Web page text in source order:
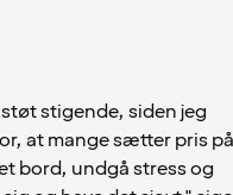
stigende, siden jeg
at mange sætter pris på
bord, undgå stress og